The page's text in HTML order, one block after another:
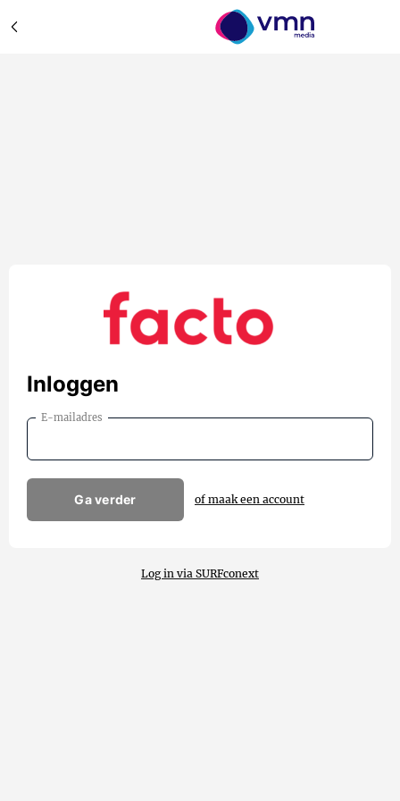
Inloggen
E-mailadres
Ga verder of maak een account
Log in via SURFconext